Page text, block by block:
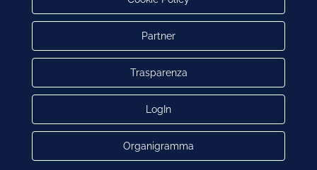
Partner
Trasparenza
LogIn
Organigramma